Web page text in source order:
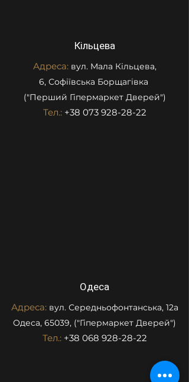
Кільцева
Адреса: вул. Мала Кільцева,
6, Софіївська Борщагівка
("Перший Гіпермаркет Дверей")
Тел.: +38 073 928-28-22
Одеса
Адреса:вул. Середньофонтанська, 12а
Одеса, 65039, ("Гіпермаркет Дверей")
Тел.: +38 068 928-28-22